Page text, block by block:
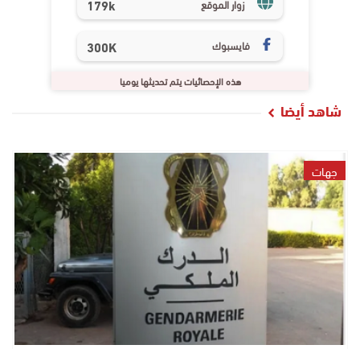
فايسبوك 300K
هذه الإحصائيات يتم تحديثها يوميا
شاهد أيضا
جهات